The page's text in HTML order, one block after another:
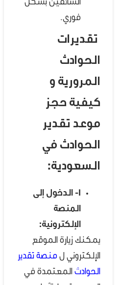
السائقين بشكل
فوري.
تقديرات
الحوادث
المرورية و
كيفية حجز
موعد تقدير
الحوادث في
السعودية:
1- الدخول إلى
المنصة
الإلكترونية:
يمكنك زيارة الموقع
الإلكتروني ل منصة تقدير
الحوادث المعتمدة في